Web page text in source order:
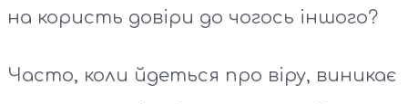
на користь довіри до чогось іншого?
Часто, коли йдеться про віру, виникає